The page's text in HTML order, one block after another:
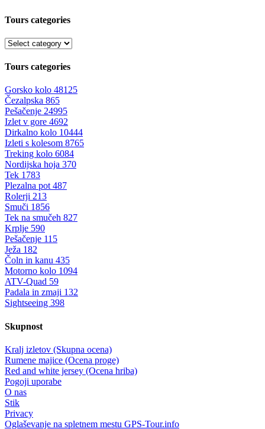
Tours categories
Tours categories
Gorsko kolo 48125
Čezalpska 865
Pešačenje 24995
Izlet v gore 4692
Dirkalno kolo 10444
Izleti s kolesom 8765
Treking kolo 6084
Nordijska hoja 370
Tek 1783
Plezalna pot 487
Rolerji 213
Smuči 1856
Tek na smučeh 827
Krplje 590
Pešačenje 115
Ježa 182
Čoln in kanu 435
Motorno kolo 1094
ATV-Quad 59
Padala in zmaji 132
Sightseeing 398
Skupnost
Kralj izletov (Skupna ocena)
Rumene majice (Ocena proge)
Red and white jersey (Ocena hriba)
Pogoji uporabe
O nas
Stik
Privacy
Oglaševanje na spletnem mestu GPS-Tour.info